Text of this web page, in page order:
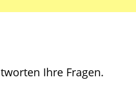
Ihre Fragen.